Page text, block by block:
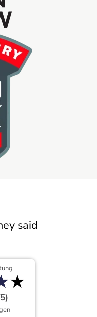
said
★
★